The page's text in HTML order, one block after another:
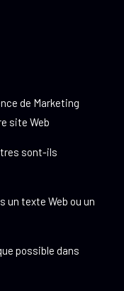
de Marketing
site Web
sont-ils
un texte Web ou un
possible dans